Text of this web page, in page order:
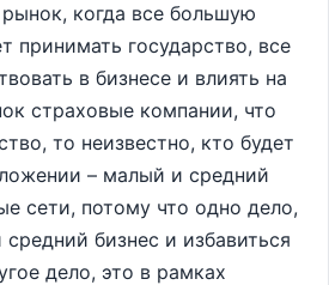
рынок, когда все большую
принимать государство, все
в бизнесе и влиять на
страховые компании, что
то неизвестно, кто будет
– малый и средний
сети, потому что одно дело,
бизнес и избавиться
дело, это в рамках